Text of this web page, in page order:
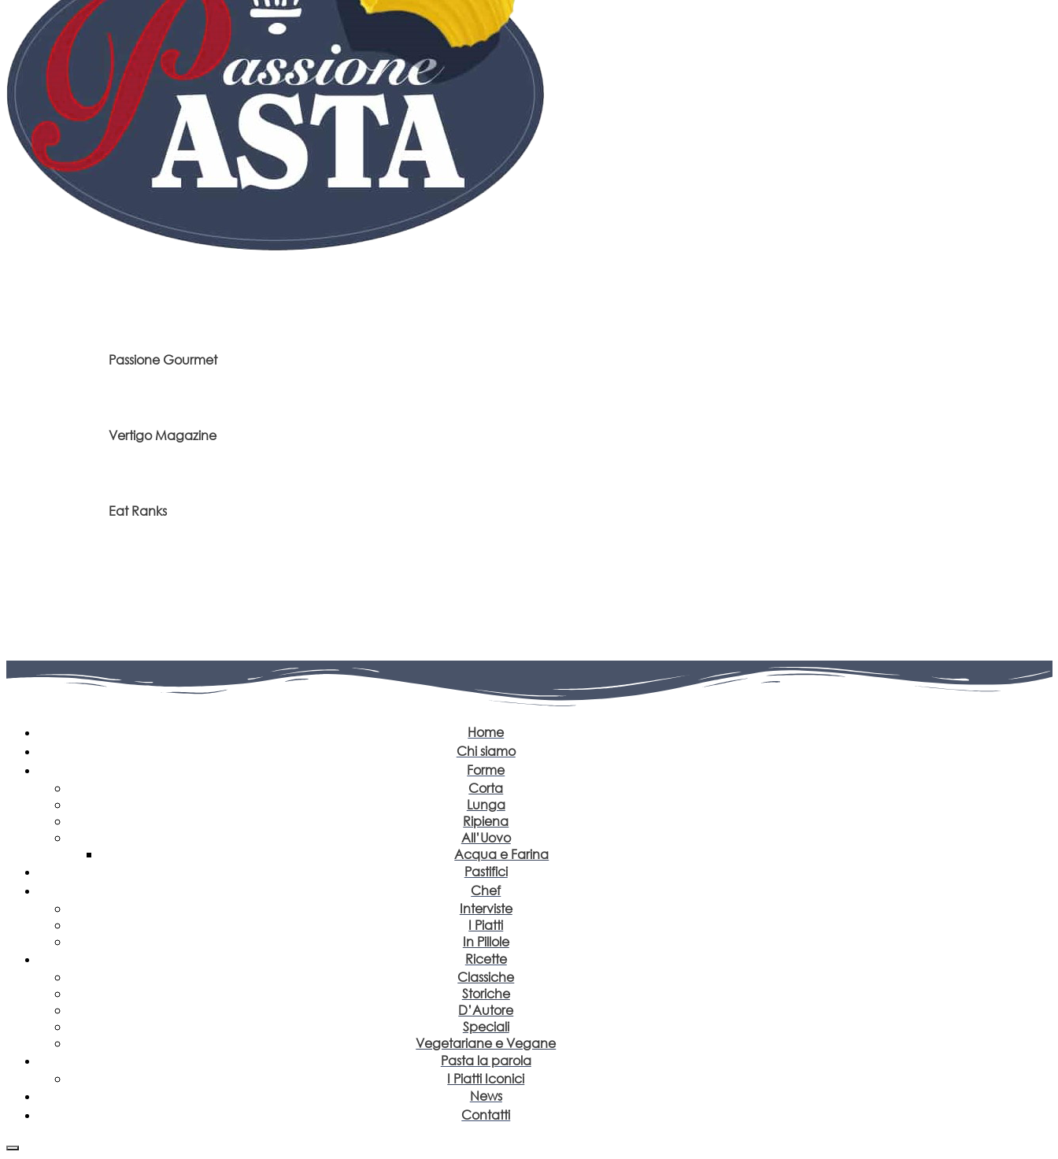
Passione Gourmet
Vertigo Magazine
Eat Ranks
Home
Chi siamo
Forme
Corta
Lunga
Ripiena
All’Uovo
Acqua e Farina
Pastifici
Chef
Interviste
I Piatti
In Pillole
Ricette
Classiche
Storiche
D’Autore
Speciali
Vegetariane e Vegane
Pasta la parola
I Piatti Iconici
News
Contatti